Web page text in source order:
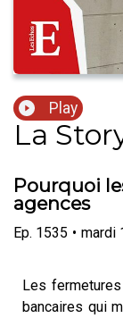
Play
La
Pourquoi
agences
Ep. 1535 • mardi
Les
bancaires qui